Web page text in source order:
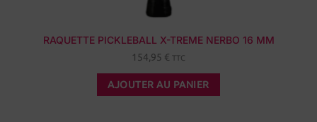
RAQUETTE PICKLEBALL X-TREME NERBO 16 MM
154,95 € TTC
AJOUTER AU PANIER